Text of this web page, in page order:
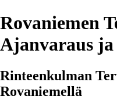
Rovaniemen
Ajanvaraus ja
Rinteenkulman
Rovaniemellä